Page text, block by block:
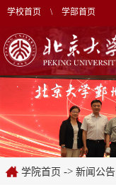
学校首页 \ 学部首页
学院首页 -> 新闻公告